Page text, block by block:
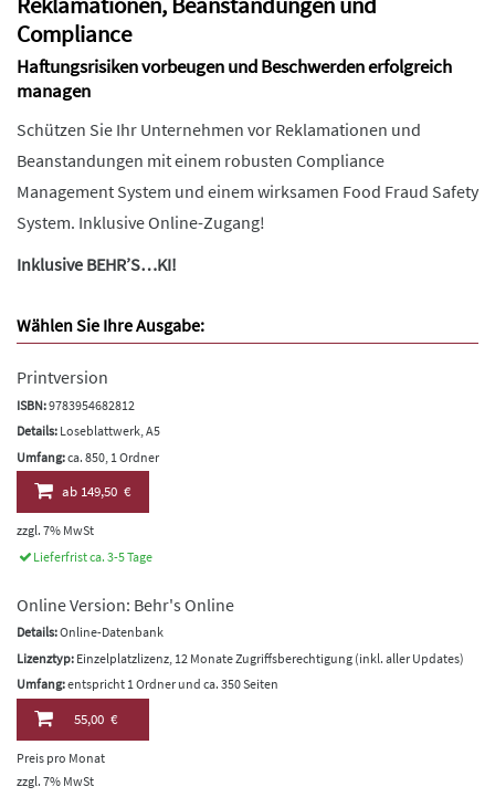
Compliance
Haftungsrisiken vorbeugen und Beschwerden erfolgreich
managen
Schützen Sie Ihr Unternehmen vor Reklamationen und
Beanstandungen mit einem robusten Compliance
Management System und einem wirksamen Food Fraud Safety
System. Inklusive Online-Zugang!
Inklusive BEHR’S…KI!
Wählen Sie Ihre Ausgabe:
Printversion
ISBN:9783954682812
Details: Loseblattwerk, A5
Umfang:ca. 850, 1 Ordner
ab149,50 €
zzgl. 7% MwSt
Lieferfrist ca. 3-5 Tage
Online Version: Behr's Online
Details:Online-Datenbank
Lizenztyp: Einzelplatzlizenz, 12 Monate Zugriffsberechtigung (inkl. aller Updates)
Umfang:entspricht 1 Ordner und ca. 350 Seiten
55,00 €
Preis pro Monat
zzgl. 7% MwSt